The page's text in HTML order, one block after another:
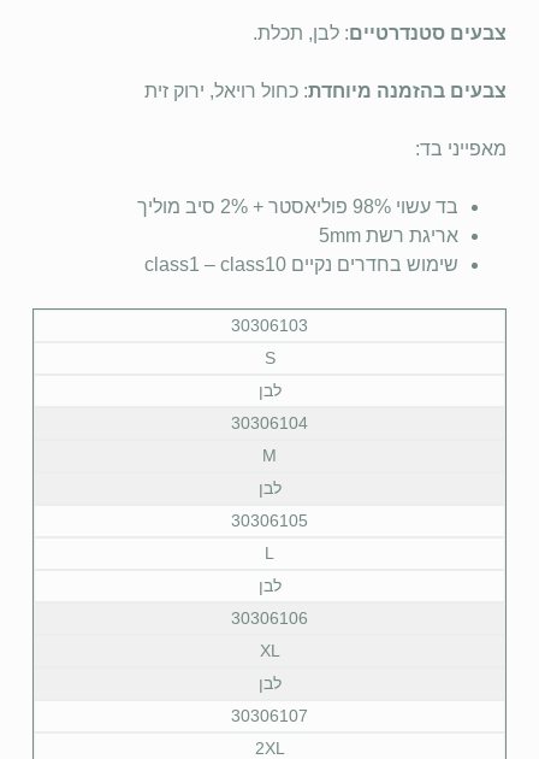
צבעים סטנדרטיים: לבן, תכלת.
צבעים בהזמנה מיוחדת: כחול רויאל, ירוק זית
מאפייני בד:
בד עשוי 98% פוליאסטר + 2% סיב מוליך
אריגת רשת 5mm
שימוש בחדרים נקיים class1 – class10
30306103
S
לבן
30306104
M
לבן
30306105
L
לבן
30306106
XL
לבן
30306107
2XL